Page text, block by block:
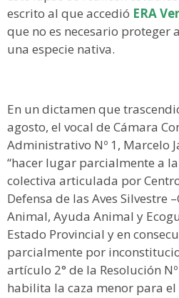
escrito al que accedió ERA
que no es necesario proteger
una especie nativa.
En un dictamen que
agosto, el vocal de Cámara
Administrativo Nº 1, Marcelo
“hacer lugar parcialmente a
colectiva articulada por
Defensa de las Aves Silvestre
Animal, Ayuda Animal y
Estado Provincial y en
parcialmente por
artículo 2° de la Resolución
habilita la caza menor para el